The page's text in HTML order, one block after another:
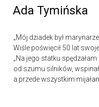
Ada Tymińska
„Mój dziadek był
Wiśle poświęcił 50 lat
„Na jego statku
od szumu silników,
a przede wszystkim